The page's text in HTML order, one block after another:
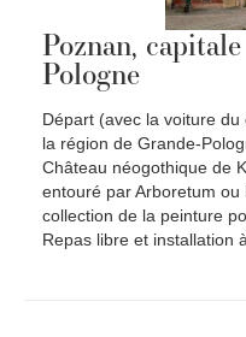
Poznan,
Pologne
Départ (avec la voiture
la région de Grande-
Château néogothique de
entouré par Arboretum ou
collection de la peinture
Repas libre et installation